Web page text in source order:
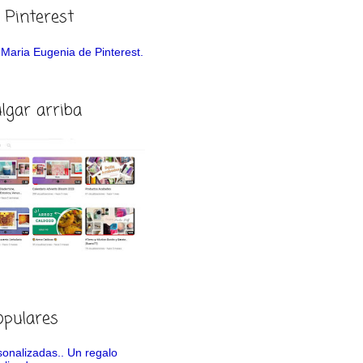
Pinterest
Eugenia de Pinterest.
arriba
Un regalo